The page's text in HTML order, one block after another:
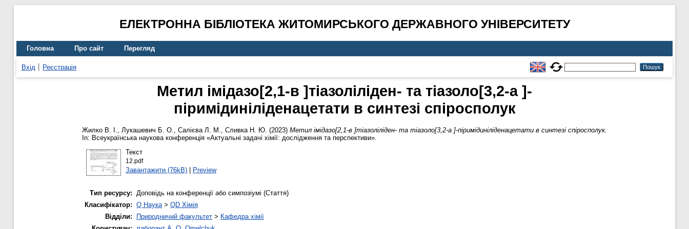
ЕЛЕКТРОННА БІБЛІОТЕКА ЖИТОМИРСЬКОГО ДЕРЖАВНОГО УНІВЕРСИТЕТУ
Головна Про сайт Перегляд
Вхід Реєстрація
Метил імідазо[2,1-в ]тіазоліліден- та тіазоло[3,2-а ]-
піримідиніліденацетати в синтезі спіросполук
Жилко В. І., Лукашевич Б. О., Салієва Л. М., Сливка Н. Ю. (2023) Метил імідазо[2,1-в ]тіазоліліден- та тіазоло[3,2-а ]-піримідиніліденацетати в синтезі спіросполук.
In: Всеукраїнська наукова конференція «Актуальні задачі хімії: дослідження та перспективи».
Текст
12.pdf
Завантажити (76kB)| Preview
Тип ресурсу: Доповідь на конференції або симпозіумі (Стаття)
Класифікатор: Q Наука> QD Хімія
Відділи:
Природничий факультет > Кафедра хімії